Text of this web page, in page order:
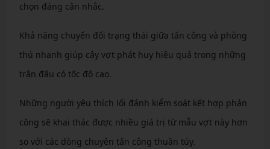
chọn đáng cân nhắc.
Khả năng chuyển đổi trạng thái giữa tấn công và phòng
thủ nhanh giúp cây vợt phát huy hiệu quả trong những
trận đấu có tốc độ cao.
Những người yêu thích lối đánh kiểm soát kết hợp phản
công sẽ khai thác được nhiều giá trị từ mẫu vợt này hơn
so với các dòng chuyên tấn công thuần túy.